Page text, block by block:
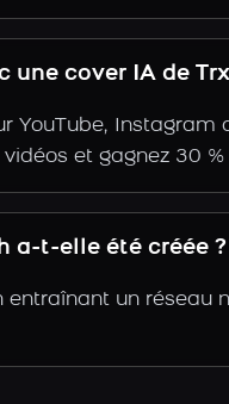
une cover IA de
YouTube,
et gagnez 30
a-t-elle été créée ?
entraînant un